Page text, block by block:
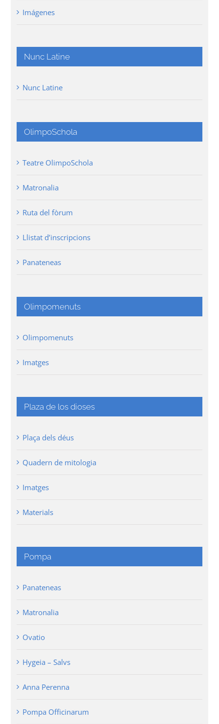
Imágenes
Nunc Latine
Nunc Latine
OlimpoSchola
Teatre OlimpoSchola
Matronalia
Ruta del fòrum
Llistat d’inscripcions
Panateneas
Olimpomenuts
Olimpomenuts
Imatges
Plaza de los dioses
Plaça dels déus
Quadern de mitologia
Imatges
Materials
Pompa
Panateneas
Matronalia
Ovatio
Hygeia – Salvs
Anna Perenna
Pompa Officinarum